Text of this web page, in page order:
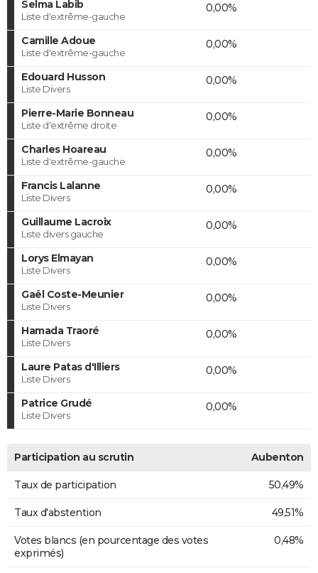
Selma Labib
Liste d'extrême-gauche
0,00%
Camille Adoue
Liste d'extrême-gauche
0,00%
Edouard Husson
Liste Divers
0,00%
Pierre-Marie Bonneau
Liste d'extrême droite
0,00%
Charles Hoareau
Liste d'extrême-gauche
0,00%
Francis Lalanne
Liste Divers
0,00%
Guillaume Lacroix
Liste divers gauche
0,00%
Lorys Elmayan
Liste Divers
0,00%
Gaël Coste-Meunier
Liste Divers
0,00%
Hamada Traoré
Liste Divers
0,00%
Laure Patas d'Illiers
Liste Divers
0,00%
Patrice Grudé
Liste Divers
0,00%
Participation au scrutin Aubenton
Taux de participation 50,49%
Taux d'abstention 49,51%
Votes blancs (en pourcentage des votes
exprimés)
0,48%